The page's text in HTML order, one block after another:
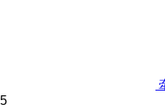
5